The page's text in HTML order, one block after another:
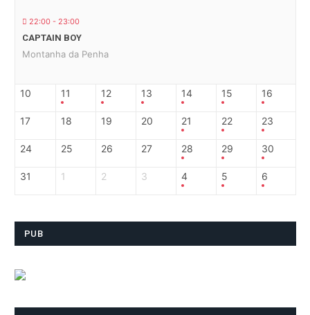
22:00 - 23:00
CAPTAIN BOY
Montanha da Penha
10 11 12 13 14 15 16
17 18 19 20 21 22 23
24 25 26 27 28 29 30
31 1 2 3 4 5 6
PUB